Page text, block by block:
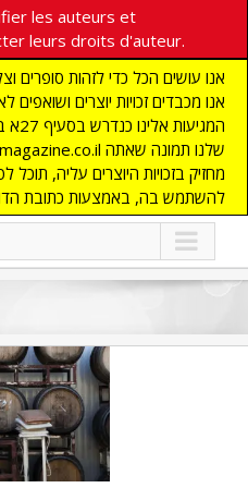
les auteurs et
leurs droits d'auteur.
אנו עושים הכל כדי לזהות סופרים
אנו מכבדים זכויות יוצרים ושואפים
מחזיק בזכויות היוצרים עליה,
להשתמש בה, באמצעות כתובת